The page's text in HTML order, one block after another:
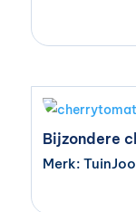
Bijzondere
Merk: